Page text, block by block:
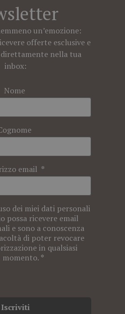
un’emozione:
offerte esclusive e
nella tua
inbox:
Nome
email
dei miei dati personali
possa ricevere email
e sono a conoscenza
di poter revocare
in qualsiasi
momento.
Iscriviti